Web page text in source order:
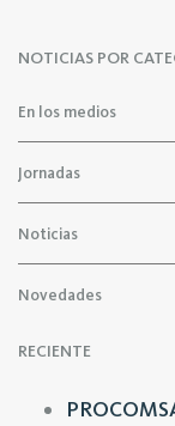
NOTICIAS POR
En los medios
Jornadas
Noticias
Novedades
RECIENTE